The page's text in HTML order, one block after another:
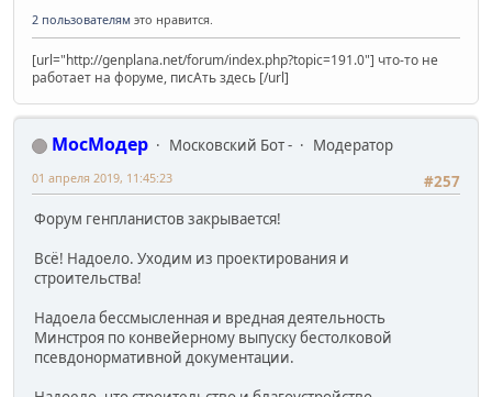
2 пользователям это нравится.
[url="http://genplana.net/forum/index.php?topic=191.0"] что-то не
работает на форуме, писАть здесь [/url]
МосМодер Московский Бот -
Модератор
#257
01 апреля 2019, 11:45:23
Форум генпланистов закрывается!
Всё! Надоело. Уходим из проектирования и
строительства!
Надоела бессмысленная и вредная деятельность
Минстроя по конвейерному выпуску бестолковой
псевдонормативной документации.